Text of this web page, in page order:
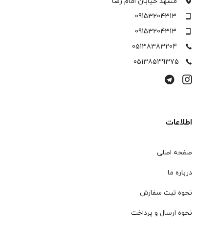
09153204313
09153204313
05138383204
05138539375
اطلاعات
صفحه اصلی
درباره ما
نحوه ثبت سفارش
نحوه ارسال و پرداخت